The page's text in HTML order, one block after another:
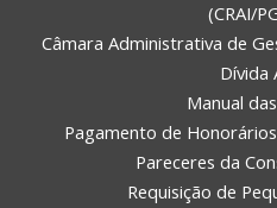
(CRAI/
Câmara Administrativa de
Dívida
Manual
Pagamento de
Pareceres da
Requisição de